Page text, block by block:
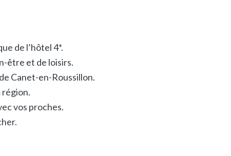
de l’hôtel 4*.
être et de loisirs.
Canet-en-Roussillon.
région.
vos proches.